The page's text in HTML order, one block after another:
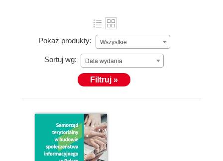
Pokaż produkty: Wszystkie
Sortuj wg: Data wydania
Filtruj »